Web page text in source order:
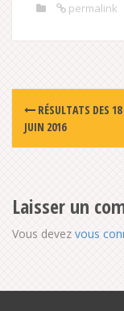
permalink
Post
navigation
RÉSULTATS DES
JUIN 2016
Laisser un
Vous devez vous